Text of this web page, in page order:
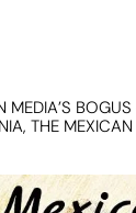
MEDIA’S
THE